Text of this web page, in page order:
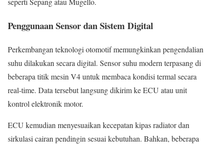
Penggunaan Sensor dan Sistem Digital
Perkembangan teknologi otomotif memungkinkan pengendalian
suhu dilakukan secara digital. Sensor suhu modern terpasang di
beberapa titik mesin V4 untuk membaca kondisi termal secara
real-time. Data tersebut langsung dikirim ke ECU atau unit
kontrol elektronik motor.
ECU kemudian menyesuaikan kecepatan kipas radiator dan
sirkulasi cairan pendingin sesuai kebutuhan. Bahkan, beberapa